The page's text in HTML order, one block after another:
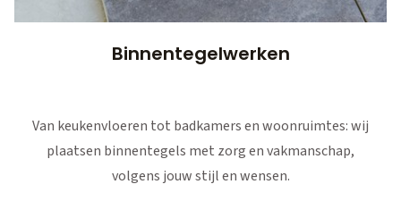
Binnentegelwerken
Van keukenvloeren tot badkamers en woonruimtes: wij
plaatsen binnentegels met zorg en vakmanschap,
volgens jouw stijl en wensen.